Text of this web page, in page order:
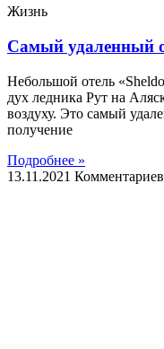
Жизнь
Самый удаленный
Небольшой отель
дух ледника Рут на
воздуху. Это самый
получение
Подробнее »
13.11.2021